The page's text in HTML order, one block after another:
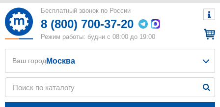
Бесплатный звонок по России
8 (800) 700-37-20
Режим работы: будни с 08:00 до 19:00
Ваш город Москва